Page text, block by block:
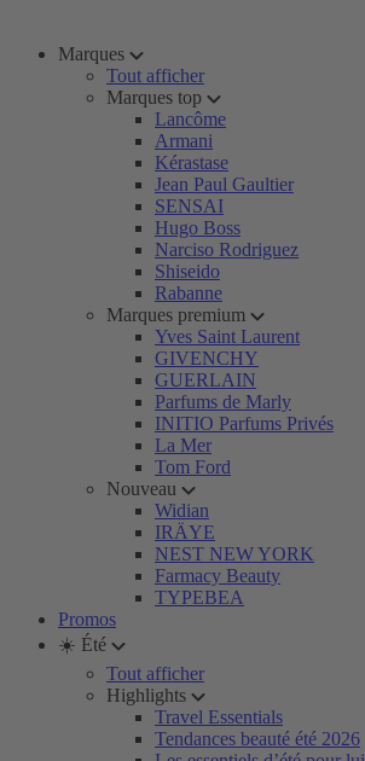
Marques
Tout afficher
Marques top
Lancôme
Armani
Kérastase
Jean Paul Gaultier
SENSAI
Hugo Boss
Narciso Rodriguez
Shiseido
Rabanne
Marques premium
Yves Saint Laurent
GIVENCHY
GUERLAIN
Parfums de Marly
INITIO Parfums Privés
La Mer
Tom Ford
Nouveau
Widian
IRÄYE
NEST NEW YORK
Farmacy Beauty
TYPEBEA
Promos
☀️ Été
Tout afficher
Highlights
Travel Essentials
Tendances beauté été 2026